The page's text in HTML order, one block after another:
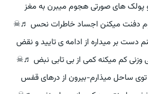
پولک های صورتی هجوم میبرن به مغز
دفنت میکنن اجساد خاطرات نحس ♬☠
دست بر میداره از ادامه ی تایید و نقض
وزنی کم میکنه کمی از بی تابی نبض ♬☠
توی ساحل میذارم-بیرون از درهای قفس